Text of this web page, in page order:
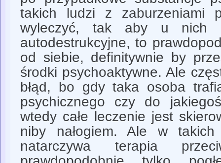
takich ludzi z zaburzeniami
wyleczyć, tak aby u nich
autodestrukcyjne, to
od siebie, definitywnie by
środki psychoaktywne. Ale
błąd, bo gdy taka osoba
psychicznego czy do
wtedy całe leczenie jest
niby nałogiem. Ale w takich
natarczywa terapia